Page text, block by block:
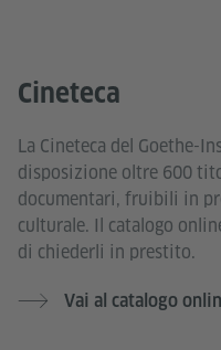
Cineteca
La Cineteca del Goethe-
disposizione oltre 600
documentari, fruibili in
culturale. Il catalogo
di chiederli in prestito.
Vai al catalogo